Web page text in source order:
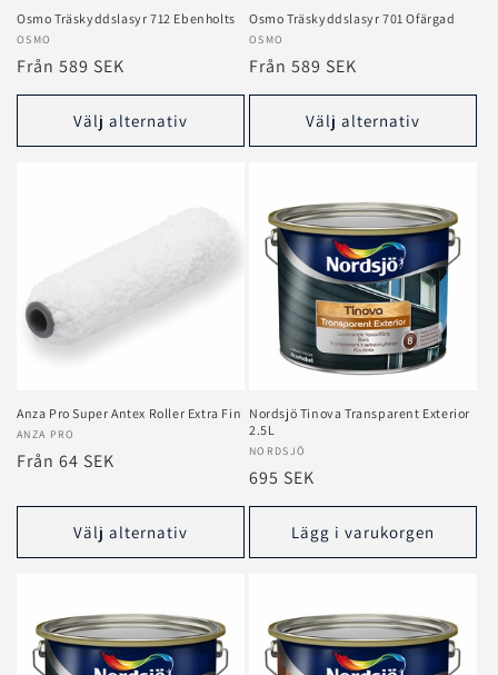
Osmo Träskyddslasyr 712 Ebenholts
Säljare:
OSMO
Ordinarie
pris
Från 589 SEK
Välj alternativ
Osmo Träskyddslasyr 701 Ofärgad
Säljare:
OSMO
Ordinarie
pris
Från 589 SEK
Välj alternativ
Anza Pro Super Antex Roller Extra Fin
Säljare:
ANZA PRO
Ordinarie
Från 64 SEK
Välj alternativ
Nordsjö Tinova Transparent Exterior
2.5L
Säljare:
NORDSJÖ
Ordinarie
pris
695 SEK
Lägg i varukorgen